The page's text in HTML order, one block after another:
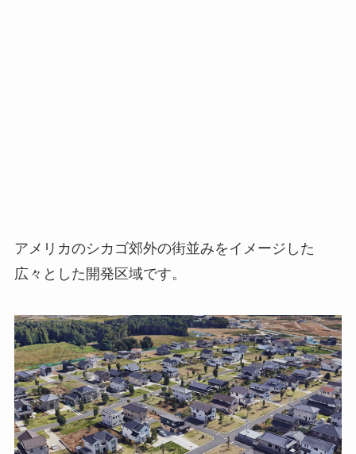
アメリカのシカゴ郊外の街並みをイメージした
広々とした開発区域です。